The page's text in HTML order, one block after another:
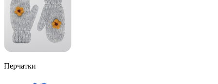
Перчатки